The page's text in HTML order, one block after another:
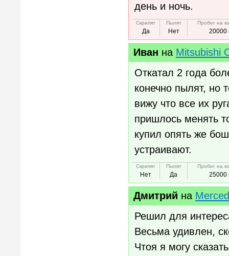
день и ночь.
Скрипят
Да
Пылят
Нет
Пробег на
20000
Иван на Mitsubishi
Откатал 2 года
конечно пылят, но
вижу что все их
пришлось менять
купил опять же
устраивают.
Скрипят
Нет
Пылят
Да
Пробег на
25000
Дмитрий на
Решил для
Весьма удивлен,
Чтоя я могу